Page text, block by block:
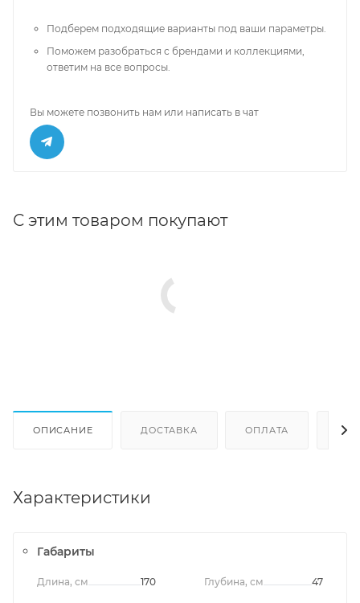
Подберем подходящие варианты под ваши параметры.
Поможем разобраться с брендами и коллекциями,
ответим на все вопросы.
Вы можете позвонить нам или написать в чат
С этим товаром покупают
ОПИСАНИЕ ДОСТАВКА ОПЛАТА
Характеристики
Габариты
Длина, см 170 Глубина, см 47